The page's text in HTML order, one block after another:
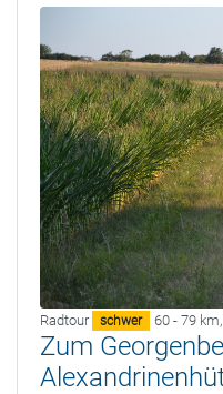
Radtour schwer 60 - 79 km,
Zum